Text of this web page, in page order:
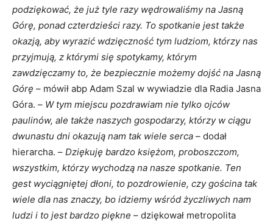
podziękować, że już tyle razy wędrowaliśmy na Jasną
Górę, ponad czterdzieści razy. To spotkanie jest także
okazją, aby wyrazić wdzięczność tym ludziom, którzy nas
przyjmują, z którymi się spotykamy, którym
zawdzięczamy to, że bezpiecznie możemy dojść na Jasną
Górę – mówił abp Adam Szal w wywiadzie dla Radia Jasna
Góra. – W tym miejscu pozdrawiam nie tylko ojców
paulinów, ale także naszych gospodarzy, którzy w ciągu
dwunastu dni okazują nam tak wiele serca – dodał
hierarcha. – Dziękuję bardzo księżom, proboszczom,
wszystkim, którzy wychodzą na nasze spotkanie. Ten
gest wyciągniętej dłoni, to pozdrowienie, czy gościna tak
wiele dla nas znaczy, bo idziemy wśród życzliwych nam
ludzi i to jest bardzo piękne – dziękował metropolita